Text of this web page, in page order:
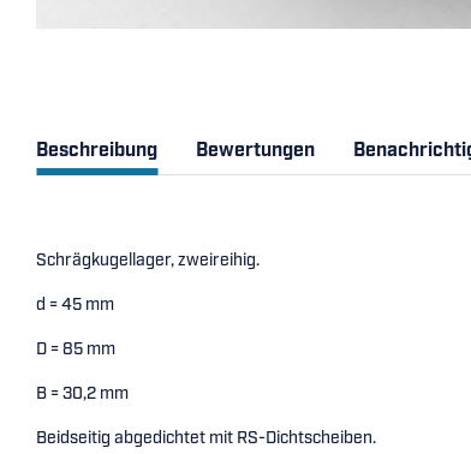
Beschreibung Bewertungen
Schrägkugellager, zweireihig.
d = 45 mm
D = 85 mm
B = 30,2 mm
Beidseitig abgedichtet mit RS-Dichtscheiben.